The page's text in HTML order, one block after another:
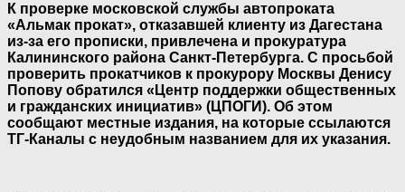
К проверке московской службы автопроката
«Альмак прокат», отказавшей клиенту из Дагестана
из-за его прописки, привлечена и прокуратура
Калининского района Санкт-Петербурга. С просьбой
проверить прокатчиков к прокурору Москвы Денису
Попову обратился «Центр поддержки общественных
и гражданских инициатив» (ЦПОГИ). Об этом
сообщают местные издания, на которые ссылаются
ТГ-Каналы с неудобным названием для их указания.